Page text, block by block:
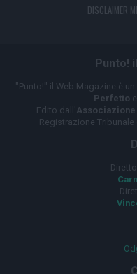
DISCLAIMER
Punto!
"Punto!" il Web Magazine è
Perfetto e
Edito dall'Associazione
Registrazione Tribunale